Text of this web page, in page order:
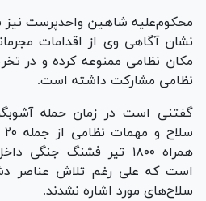
محکوم‌علیه شاهین واحدپرست نیز
نشان آگاهی وی از اقدامات
مکان نظامی ممنوعه کرده و در
نظامی مشارکت داشته است.
گفتنی است در زمان حمله
همراه ۱۸۰۰ تیر فشنگ
است که علی رغم تلاش عناصر
سلاح‌های مورد اشاره نشدند.